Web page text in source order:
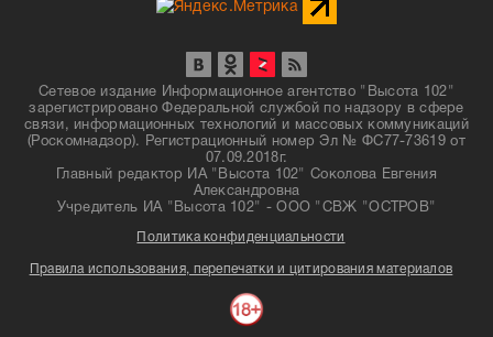
Сетевое издание Информационное агентство "Высота 102"
зарегистрировано Федеральной службой по надзору в сфере
связи, информационных технологий и массовых коммуникаций
(Роскомнадзор). Регистрационный номер Эл № ФС77-73619 от
07.09.2018г.
Главный редактор ИА "Высота 102" Соколова Евгения
Александровна
Учредитель ИА "Высота 102" - ООО "СВЖ "ОСТРОВ"
Политика конфиденциальности
Правила использования, перепечатки и цитирования материалов